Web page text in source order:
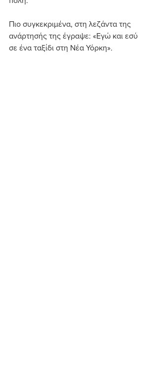
Πιο συγκεκριμένα, στη λεζάντα της
ανάρτησής της έγραψε: «Εγώ και εσύ
σε ένα ταξίδι στη Νέα Υόρκη».